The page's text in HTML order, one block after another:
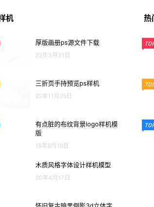
机
厚版画册ps源文件下载
22年3月31日
三折页手持预览ps样机
22年11月25日
有点脏的布纹背景logo样机模
版
18年9月19日
木质风格字体设计样机模型
20年4月17日
热